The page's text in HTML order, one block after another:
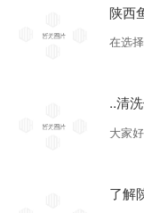
陕西
了解